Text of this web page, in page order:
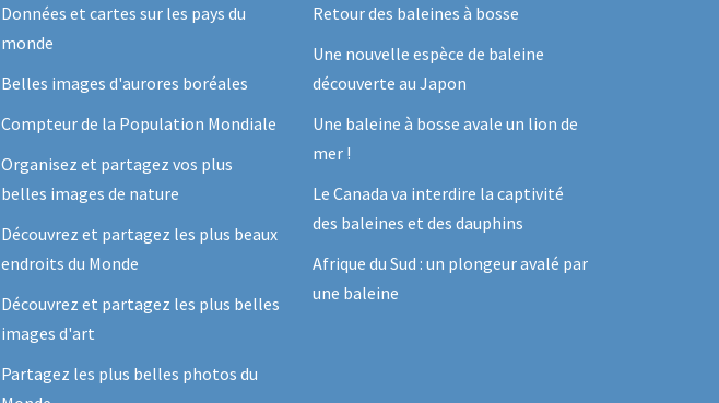
Données et cartes sur les pays du
monde
Belles images d'aurores boréales
Compteur de la Population Mondiale
Organisez et partagez vos plus
belles images de nature
Découvrez et partagez les plus beaux
endroits du Monde
Découvrez et partagez les plus belles
images d'art
Partagez les plus belles photos du
Retour des baleines à bosse
Une nouvelle espèce de baleine
découverte au Japon
Une baleine à bosse avale un lion de
mer !
Le Canada va interdire la captivité
des baleines et des dauphins
Afrique du Sud : un plongeur avalé par
une baleine